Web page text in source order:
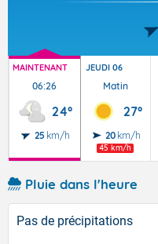
MAINTENANT
06:26
24°
25 km/h
JEUDI 06
Matin
27°
20 km/h
45 km/h
Pluie dans l'heure
Pas de précipitations